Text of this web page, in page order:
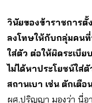
วินัยของข้าราชการ
ลงโทษให้กับกลุ่มคน
ใส่ตัว ต่อให้ผิดระเบี
ไม่ได้หาประโยชน์ใส่
สถานเบา เช่น ตักเตื
ผศ.ปริญญา มองว่า นี่อ